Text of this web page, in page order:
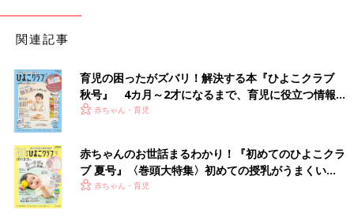
関連記事
育児の困ったがズバリ！解決する本『ひよこクラブ
秋号』 4カ月～2才になるまで、育児に役立つ情報が
いっぱい！
赤ちゃん・育児
赤ちゃんのお世話まるわかり！『初めてのひよこクラ
ブ 夏号』〈巻頭大特集〉初めての授乳がうまくい
く！ おっぱい・ミルクの基本と夏のトラブル 解決テ
赤ちゃん・育児